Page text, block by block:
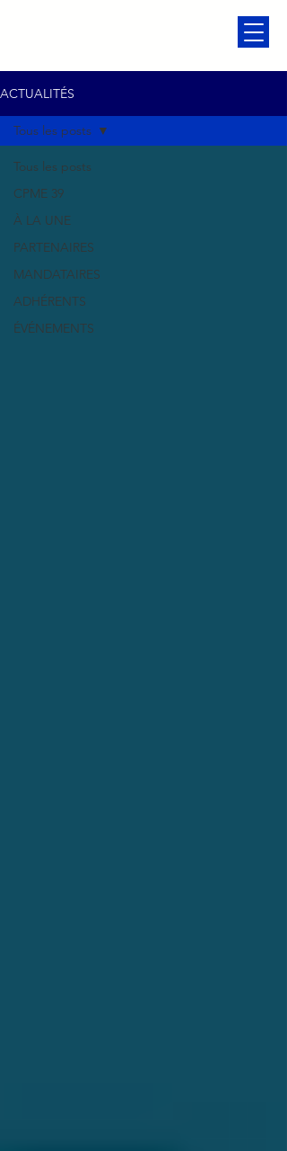
ACTUALITÉS
Tous les posts
CPME 39
À LA UNE
PARTENAIRES
MANDATAIRES
ADHÉRENTS
ÉVÉNEMENTS
Tous les posts